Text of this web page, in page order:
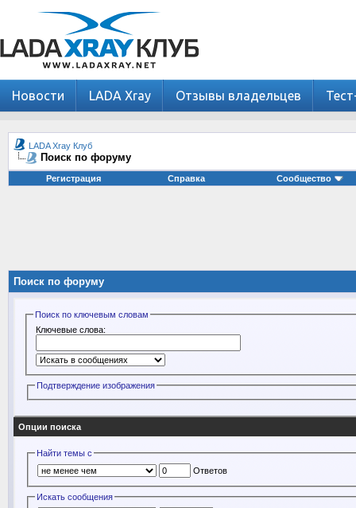
Новости LADA Xray Отзывы владельцев
LADA Xray Клуб
Поиск по форуму
Регистрация Справка Сообщество
Поиск по форуму
Поиск по ключевым словам
Ключевые слова:
Подтверждение изображения
Опции поиска
Найти темы с
Ответов
Искать сообщения